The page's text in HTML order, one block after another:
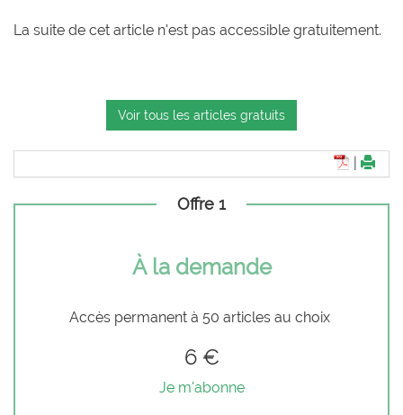
La suite de cet article n'est pas accessible gratuitement.
Voir tous les articles gratuits
Offre 1
À la demande
Accès permanent à 50 articles au choix
6 €
Je m'abonne